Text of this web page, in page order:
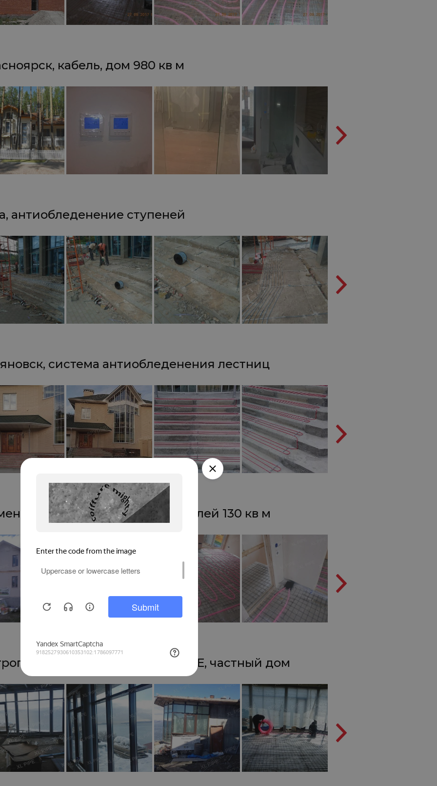
кабель, дом 980 кв м
антиобледенение ступеней
система антиобледенения лестниц
XL PIPE, дача из СИП-панелей 130 кв м
Камчатский, XL PIPE, частный дом